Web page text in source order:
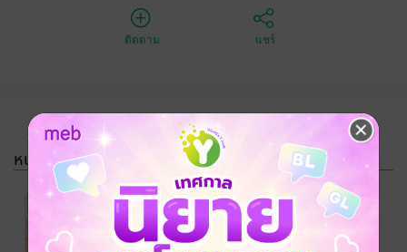
ติดตาม แชร์
หนังสือรวมชุด